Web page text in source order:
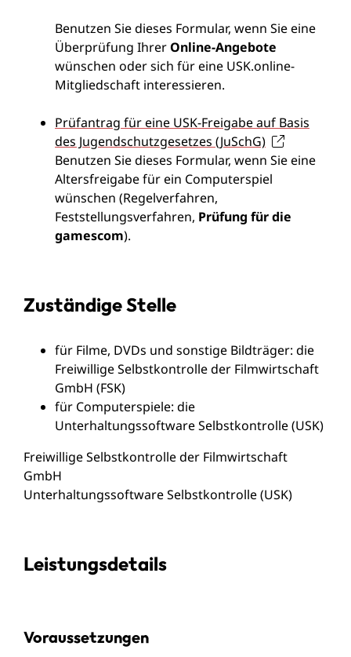
Benutzen Sie dieses Formular, wenn Sie eine
Überprüfung IhrerOnline-Angebote
wünschen oder sich für eine USK.online-
Mitgliedschaft interessieren.
Prüfantrag für eine USK-Freigabe auf Basis
des Jugendschutzgesetzes (JuSchG)
Benutzen Sie dieses Formular, wenn Sie eine
Altersfreigabe für ein Computerspiel
wünschen (Regelverfahren,
Feststellungsverfahren, Prüfung für die
gamescom).
Zuständige Stelle
für Filme, DVDs und sonstige Bildträger: die
Freiwillige Selbstkontrolle der Filmwirtschaft
GmbH (FSK)
für Computerspiele: die
Unterhaltungssoftware Selbstkontrolle (USK)
Freiwillige Selbstkontrolle der Filmwirtschaft
GmbH
Unterhaltungssoftware Selbstkontrolle (USK)
Leistungsdetails
Voraussetzungen